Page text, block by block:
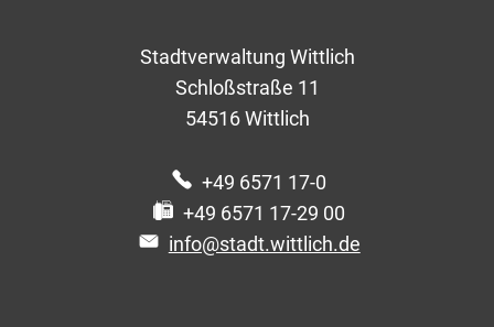
Stadtverwaltung Wittlich
Schloßstraße 11
54516 Wittlich
+49 6571 17-0
+49 6571 17-29 00
info@stadt.wittlich.de